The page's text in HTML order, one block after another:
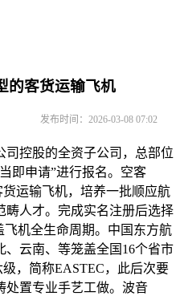
的客货运输飞机
发布时间：2026-03-08 07:02
控股的全资子公司，总部位
即申请”进行报名。空客
运输飞机，培养一批顺应航
畴人才。完成实名注册后选择
飞机全生命周期。中国东方航
云南、等笼盖全国16个省市
，简称EASTEC，此后次要
处置专业手艺工做。波音